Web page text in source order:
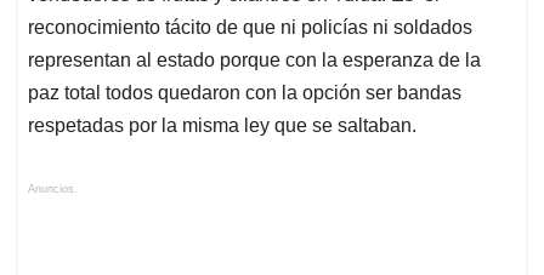
reconocimiento tácito de que ni policías ni soldados
representan al estado porque con la esperanza de la
paz total todos quedaron con la opción ser bandas
respetadas por la misma ley que se saltaban.
Anuncios.